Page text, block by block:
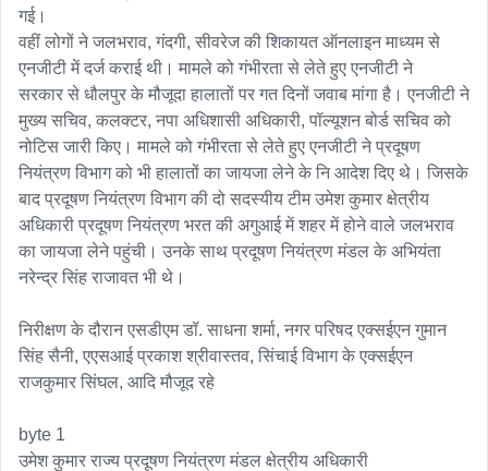
गई।
वहीं लोगों ने जलभराव, गंदगी, सीवरेज की शिकायत ऑनलाइन माध्यम से
एनजीटी में दर्ज कराई थी। मामले को गंभीरता से लेते हुए एनजीटी ने
सरकार से धौलपुर के मौजूदा हालातों पर गत दिनों जवाब मांगा है। एनजीटी ने
मुख्य सचिव, कलक्टर, नपा अधिशासी अधिकारी, पॉल्यूशन बोर्ड सचिव को
नोटिस जारी किए। मामले को गंभीरता से लेते हुए एनजीटी ने प्रदूषण
नियंत्रण विभाग को भी हालातों का जायजा लेने के नि आदेश दिए थे। जिसके
बाद प्रदूषण नियंत्रण विभाग की दो सदस्यीय टीम उमेश कुमार क्षेत्रीय
अधिकारी प्रदूषण नियंत्रण भरत की अगुआई में शहर में होने वाले जलभराव
का जायजा लेने पहुंची। उनके साथ प्रदूषण नियंत्रण मंडल के अभियंता
नरेन्द्र सिंह राजावत भी थे।
निरीक्षण के दौरान एसडीएम डॉ. साधना शर्मा, नगर परिषद एक्सईएन गुमान
सिंह सैनी, एएसआई प्रकाश श्रीवास्तव, सिंचाई विभाग के एक्सईएन
राजकुमार सिंघल, आदि मौजूद रहे
byte 1
उमेश कुमार राज्य प्रदूषण नियंत्रण मंडल क्षेत्रीय अधिकारी